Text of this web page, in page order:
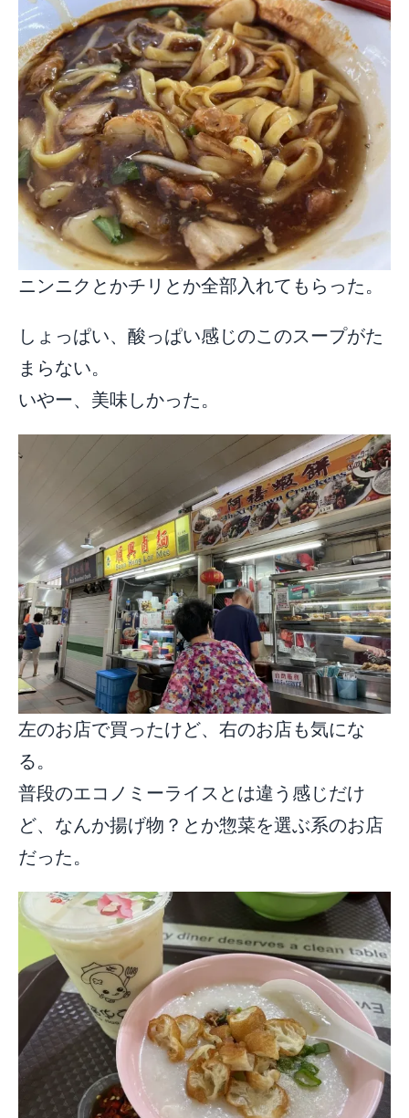
ニンニクとかチリとか全部入れてもらった。
しょっぱい、酸っぱい感じのこのスープがた
まらない。
いやー、美味しかった。
左のお店で買ったけど、右のお店も気にな
る。
普段のエコノミーライスとは違う感じだけ
ど、なんか揚げ物？とか惣菜を選ぶ系のお店
だった。